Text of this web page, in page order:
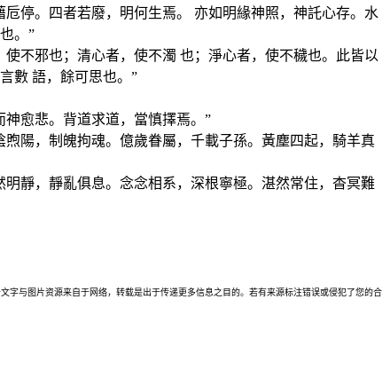
停。四者若廢，明何生焉。 亦如明緣神照，神託心存。水
。”
不邪也；清心者，使不濁 也；淨心者，使不穢也。此皆以
數 語，餘可思也。”
愈悲。背道求道，當慎擇焉。”
陽，制魄拘魂。億歲眷屬，千載子孫。黃塵四起，騎羊真
靜，靜亂俱息。念念相系，深根寧極。湛然常住，杳冥難
字与图片资源来自于网络，转载是出于传递更多信息之目的。若有来源标注错误或侵犯了您的合